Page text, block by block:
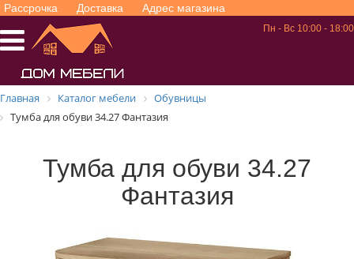
Рассрочка Доставка Адрес магазина
Пн - Вс 10:00 - 18:00
Главная Каталог мебели
Обувницы
Тумба для обуви 34.27 Фантазия
Тумба для обуви 34.27
Фантазия